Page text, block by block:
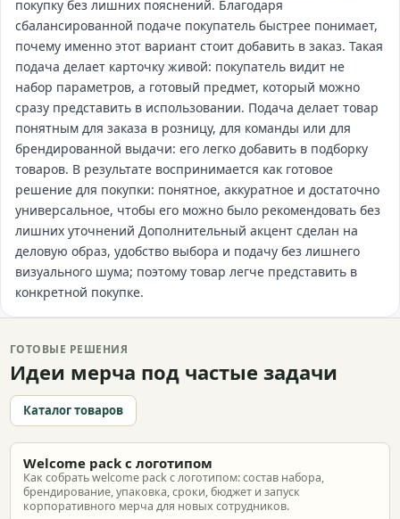
покупку без лишних пояснений. Благодаря
сбалансированной подаче покупатель быстрее понимает,
почему именно этот вариант стоит добавить в заказ. Такая
подача делает карточку живой: покупатель видит не
набор параметров, а готовый предмет, который можно
сразу представить в использовании. Подача делает товар
понятным для заказа в розницу, для команды или для
брендированной выдачи: его легко добавить в подборку
товаров. В результате воспринимается как готовое
решение для покупки: понятное, аккуратное и достаточно
универсальное, чтобы его можно было рекомендовать без
лишних уточнений Дополнительный акцент сделан на
деловую образ, удобство выбора и подачу без лишнего
визуального шума; поэтому товар легче представить в
конкретной покупке.
ГОТОВЫЕ РЕШЕНИЯ
Идеи мерча под частые задачи
Каталог товаров
Welcome pack с логотипом
Как собрать welcome pack с логотипом: состав набора,
брендирование, упаковка, сроки, бюджет и запуск
корпоративного мерча для новых сотрудников.